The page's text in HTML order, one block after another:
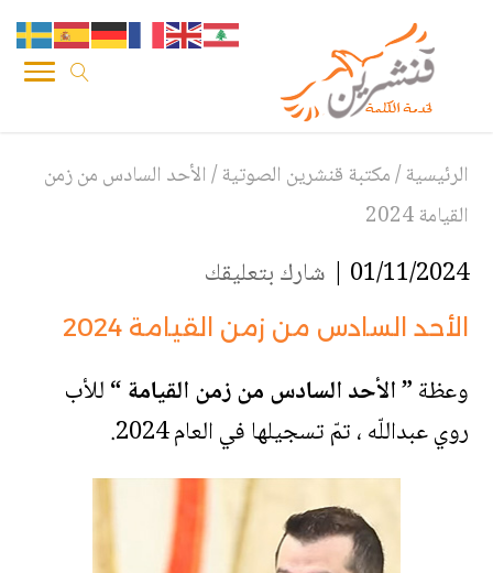
الرئيسية/مكتبة قنشرين الصوتية/الأحد السادس من زمن
القيامة 2024
01/11/2024 | شارك بتعليقك
الأحد السادس من زمن القيامة 2024
وعظة” الأحد السادس من زمن القيامة “للأب
روي عبداللّه ، تمّ تسجيلها في العام 2024.